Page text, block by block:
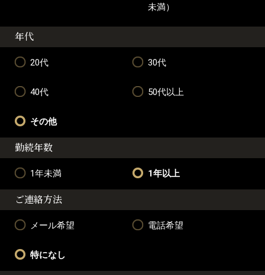
未満）
年代
20代 30代
40代 50代以上
その他
勤続年数
1年未満 1年以上
ご連絡方法
メール希望 電話希望
特になし